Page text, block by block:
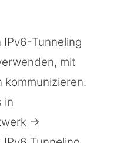
Tunneling
mit
in
->